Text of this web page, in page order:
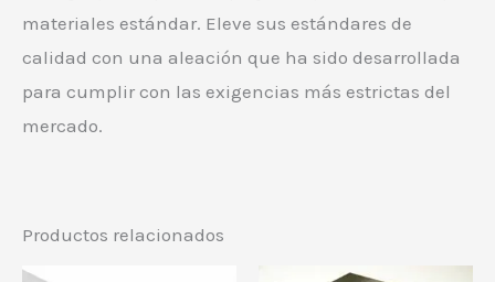
materiales estándar. Eleve sus estándares de
calidad con una aleación que ha sido desarrollada
para cumplir con las exigencias más estrictas del
mercado.
Productos relacionados